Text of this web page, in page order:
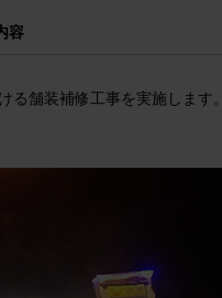
容
る舗装補修工事を実施します。